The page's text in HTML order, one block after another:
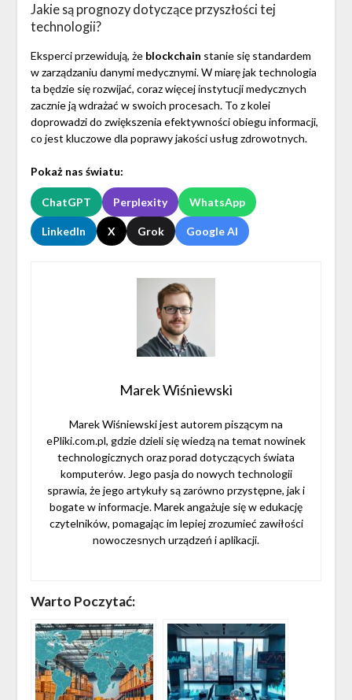
Jakie są prognozy dotyczące przyszłości tej
technologii?
Eksperci przewidują, że blockchain stanie się standardem
w zarządzaniu danymi medycznymi. W miarę jak technologia
ta będzie się rozwijać, coraz więcej instytucji medycznych
zacznie ją wdrażać w swoich procesach. To z kolei
doprowadzi do zwiększenia efektywności obiegu informacji,
co jest kluczowe dla poprawy jakości usług zdrowotnych.
Pokaż nas światu:
ChatGPT Perplexity WhatsApp
LinkedIn X Grok Google AI
Marek Wiśniewski
Marek Wiśniewski jest autorem piszącym na
ePliki.com.pl, gdzie dzieli się wiedzą na temat nowinek
technologicznych oraz porad dotyczących świata
komputerów. Jego pasja do nowych technologii
sprawia, że jego artykuły są zarówno przystępne, jak i
bogate w informacje. Marek angażuje się w edukację
czytelników, pomagając im lepiej zrozumieć zawiłości
nowoczesnych urządzeń i aplikacji.
Warto Poczytać: